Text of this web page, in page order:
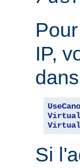
IP,
Si